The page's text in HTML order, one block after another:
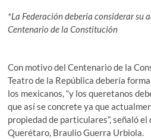
*La Federación debería considerar su
Centenario de la Constitución
Con motivo del Centenario de la
Teatro de la República debería
los mexicanos, “y los queretanos
que así se concrete ya que
propiedad de particulares”, señaló
Querétaro, Braulio Guerra Urbiola.